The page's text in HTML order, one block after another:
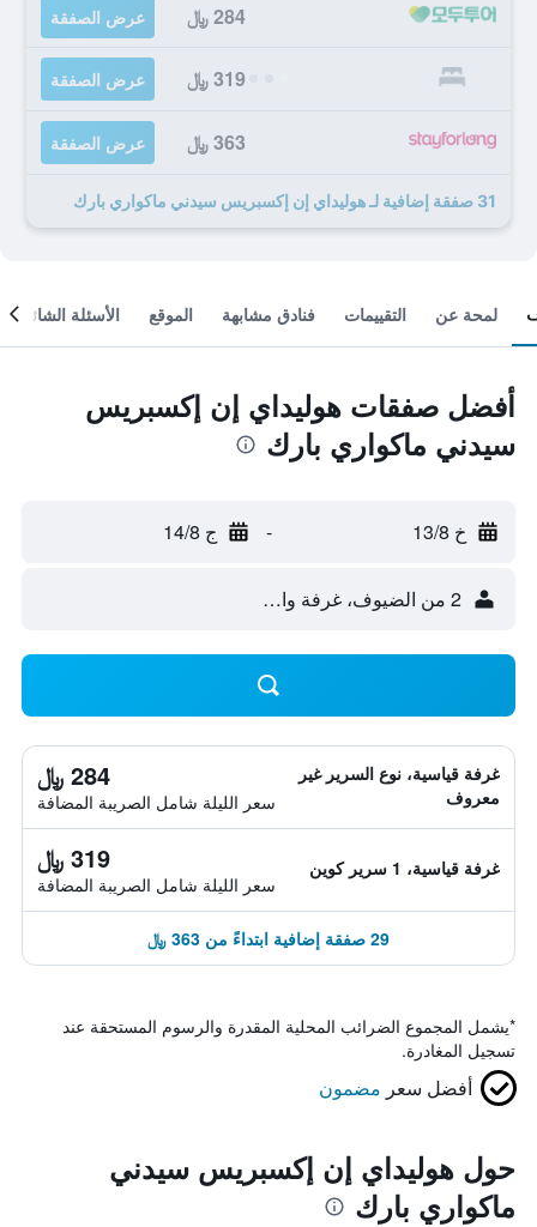
284 ﷼ عرض الصفقة
319 ﷼ عرض الصفقة
363 ﷼ عرض الصفقة
31 صفقة إضافية لـ هوليداي إن إكسبريس سيدني ماكواري بارك
لمحة عن التقييمات فنادق مشابهة الموقع الأسئلة الشائعة
أفضل صفقات هوليداي إن إكسبريس
سيدني ماكواري بارك
خ 13/8 - ج 14/8
2 من الضيوف، غرفة واحدة
غرفة قياسية، نوع السرير غير
معروف
284 ﷼
سعر الليلة شامل الصريبة المضافة
غرفة قياسية، 1 سرير كوين 319 ﷼
سعر الليلة شامل الصريبة المضافة
29 صفقة إضافية ابتداءً من 363 ﷼
*يشمل المجموع الضرائب المحلية المقدرة والرسوم المستحقة عند
تسجيل المغادرة.
أفضل سعر مضمون
حول هوليداي إن إكسبريس سيدني
ماكواري بارك